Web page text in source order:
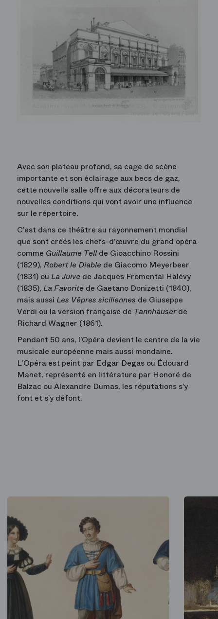
Salle Le Peletier, onzième salle de l'Opéra appelé en 1821
Académie royale de Musique (1821-1873). - © Bibliothèque-
Avec son plateau profond, sa cage de scène
importante et son éclairage aux becs de gaz,
cette nouvelle salle offre aux décorateurs de
nouvelles conditions qui vont avoir une influence
sur le répertoire.
C’est dans ce théâtre au rayonnement mondial
que sont créés les chefs-d’œuvre du grand opéra
comme Guillaume Tellde Gioacchino Rossini
(1829), Robert le Diable de Giacomo Meyerbeer
(1831) ou La Juive de Jacques Fromental Halévy
(1835), La Favorite de Gaetano Donizetti (1840),
mais aussi Les Vêpres siciliennes de Giuseppe
Verdi ou la version française de Tannhäuserde
Richard Wagner (1861).
Pendant 50 ans, l’Opéra devient le centre de la vie
musicale européenne mais aussi mondaine.
L’Opéra est peint par Edgar Degas ou Édouard
Manet, représenté en littérature par Honoré de
Balzac ou Alexandre Dumas, les réputations s’y
font et s’y défont.